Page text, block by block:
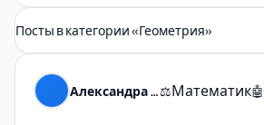
Посты в категории «Геометрия»
⚖️Математик🤖